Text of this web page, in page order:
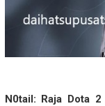
N0tail: Raja Dota